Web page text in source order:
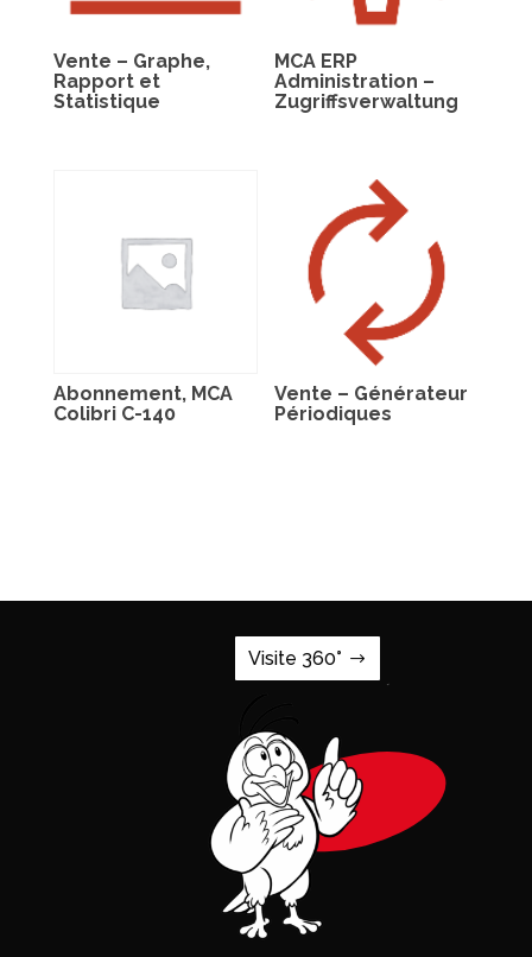
Vente – Graphe,
Rapport et
Statistique
MCA ERP
Administration –
Zugriffsverwaltung
Abonnement, MCA
Colibri C-140
Vente – Générateur
Périodiques
Visite 360°